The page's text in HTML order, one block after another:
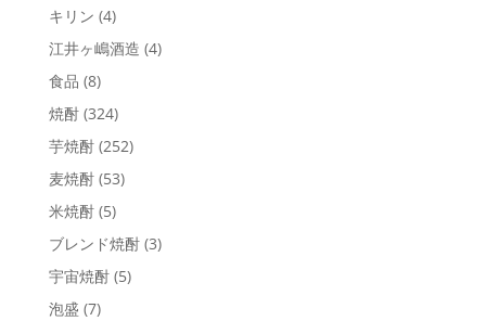
キリン (4)
江井ヶ嶋酒造 (4)
食品 (8)
焼酎 (324)
芋焼酎 (252)
麦焼酎 (53)
米焼酎 (5)
ブレンド焼酎 (3)
宇宙焼酎 (5)
泡盛 (7)